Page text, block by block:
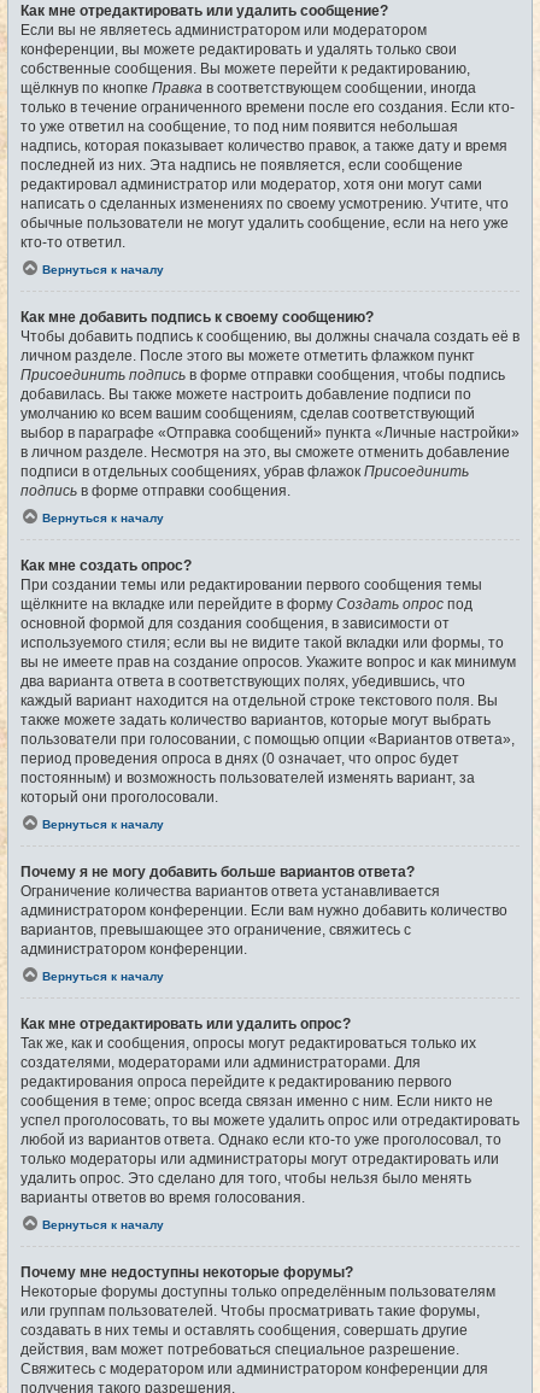
Как мне отредактировать или удалить сообщение?
Если вы не являетесь администратором или модератором
конференции, вы можете редактировать и удалять только свои
собственные сообщения. Вы можете перейти к редактированию,
щёлкнув по кнопке Правка в соответствующем сообщении, иногда
только в течение ограниченного времени после его создания. Если кто-
то уже ответил на сообщение, то под ним появится небольшая
надпись, которая показывает количество правок, а также дату и время
последней из них. Эта надпись не появляется, если сообщение
редактировал администратор или модератор, хотя они могут сами
написать о сделанных изменениях по своему усмотрению. Учтите, что
обычные пользователи не могут удалить сообщение, если на него уже
кто-то ответил.
Вернуться к началу
Как мне добавить подпись к своему сообщению?
Чтобы добавить подпись к сообщению, вы должны сначала создать её в
личном разделе. После этого вы можете отметить флажком пункт
Присоединить подпись в форме отправки сообщения, чтобы подпись
добавилась. Вы также можете настроить добавление подписи по
умолчанию ко всем вашим сообщениям, сделав соответствующий
выбор в параграфе «Отправка сообщений» пункта «Личные настройки»
в личном разделе. Несмотря на это, вы сможете отменить добавление
подписи в отдельных сообщениях, убрав флажок Присоединить
подпись в форме отправки сообщения.
Вернуться к началу
Как мне создать опрос?
При создании темы или редактировании первого сообщения темы
щёлкните на вкладке или перейдите в форму Создать опрос под
основной формой для создания сообщения, в зависимости от
используемого стиля; если вы не видите такой вкладки или формы, то
вы не имеете прав на создание опросов. Укажите вопрос и как минимум
два варианта ответа в соответствующих полях, убедившись, что
каждый вариант находится на отдельной строке текстового поля. Вы
также можете задать количество вариантов, которые могут выбрать
пользователи при голосовании, с помощью опции «Вариантов ответа»,
период проведения опроса в днях (0 означает, что опрос будет
постоянным) и возможность пользователей изменять вариант, за
который они проголосовали.
Вернуться к началу
Почему я не могу добавить больше вариантов ответа?
Ограничение количества вариантов ответа устанавливается
администратором конференции. Если вам нужно добавить количество
вариантов, превышающее это ограничение, свяжитесь с
администратором конференции.
Вернуться к началу
Как мне отредактировать или удалить опрос?
Так же, как и сообщения, опросы могут редактироваться только их
создателями, модераторами или администраторами. Для
редактирования опроса перейдите к редактированию первого
сообщения в теме; опрос всегда связан именно с ним. Если никто не
успел проголосовать, то вы можете удалить опрос или отредактировать
любой из вариантов ответа. Однако если кто-то уже проголосовал, то
только модераторы или администраторы могут отредактировать или
удалить опрос. Это сделано для того, чтобы нельзя было менять
варианты ответов во время голосования.
Вернуться к началу
Почему мне недоступны некоторые форумы?
Некоторые форумы доступны только определённым пользователям
или группам пользователей. Чтобы просматривать такие форумы,
создавать в них темы и оставлять сообщения, совершать другие
действия, вам может потребоваться специальное разрешение.
Свяжитесь с модератором или администратором конференции для
получения такого разрешения.